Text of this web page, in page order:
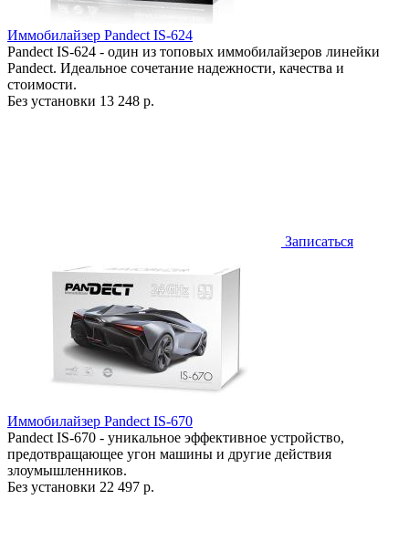
Иммобилайзер Pandect IS-624
Pandect IS-624 - один из топовых иммобилайзеров линейки
Pandect. Идеальное сочетание надежности, качества и
стоимости.
Без установки 13 248 р.
Записаться
Иммобилайзер Pandect IS-670
Pandect IS-670 - уникальное эффективное устройство,
предотвращающее угон машины и другие действия
злоумышленников.
Без установки 22 497 р.